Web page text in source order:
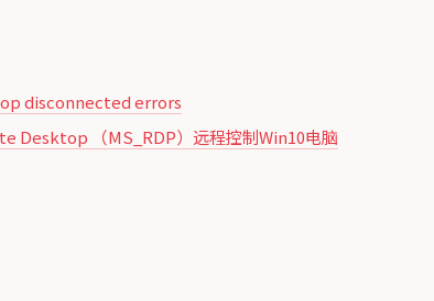
disconnected errors
Desktop （MS_RDP）远程控制Win10电脑